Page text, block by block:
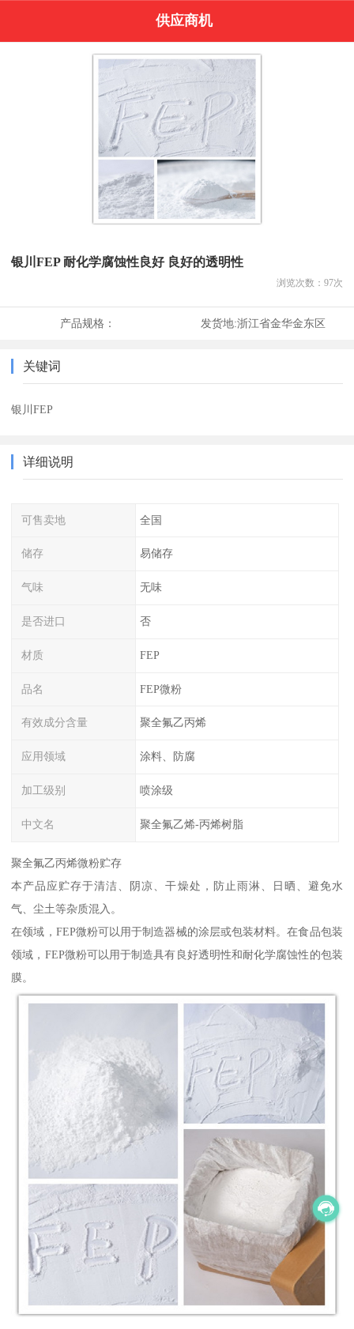
供应商机
银川FEP 耐化学腐蚀性良好 良好的透明性
浏览次数： 97次
产品规格： 发货地:浙江省金华金东区
关键词
银川FEP
详细说明
可售卖地 全国
储存 易储存
气味 无味
是否进口 否
材质 FEP
品名 FEP微粉
有效成分含量 聚全氟乙丙烯
应用领域 涂料、防腐
加工级别 喷涂级
中文名 聚全氟乙烯-丙烯树脂
聚全氟乙丙烯微粉贮存
本产品应贮存于清洁、阴凉、干燥处，防止雨淋、日晒、避免水
气、尘土等杂质混入。
在领域，FEP微粉可以用于制造器械的涂层或包装材料。在食品包装
领域，FEP微粉可以用于制造具有良好透明性和耐化学腐蚀性的包装
膜。